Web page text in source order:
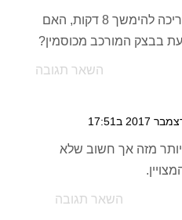
הדגשת שהלישה צריכה להימשך 8 דקות, האם
בבצק המורכב מכוסמין?
השאר תגובה
מזה אך חשוב שלא
השאר תגובה